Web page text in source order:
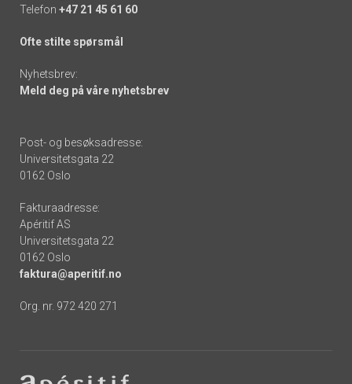
Telefon +47 21 45 61 60
Ofte stilte spørsmål
Nyhetsbrev:
Meld deg på våre nyhetsbrev
Post- og besøksadresse:
Universitetsgata 22
0162 Oslo
Fakturaadresse:
Apéritif AS
Universitetsgata 22
0162 Oslo
faktura@aperitif.no
Org. nr. 972 420 271